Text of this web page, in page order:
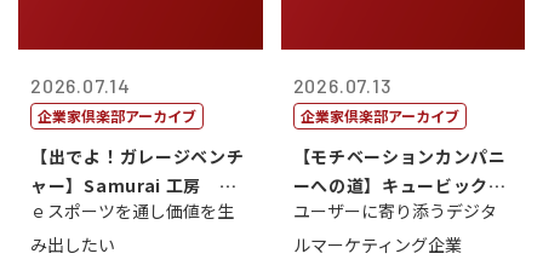
2026.07.14
企業家倶楽部アーカイブ
【出でよ！ガレージベンチ
ャー】Samurai 工房 代
表取締...
ｅスポーツを通し価値を生
み出したい
2026.07.13
企業家倶楽部アーカイブ
【モチベーションカンパニ
ーへの道】キュービック代
表取締役CE...
ユーザーに寄り添うデジタ
ルマーケティング企業